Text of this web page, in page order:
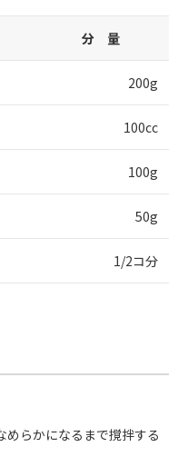
分 量
200g
100cc
100g
50g
1/2コ分
らかになるまで撹拌する